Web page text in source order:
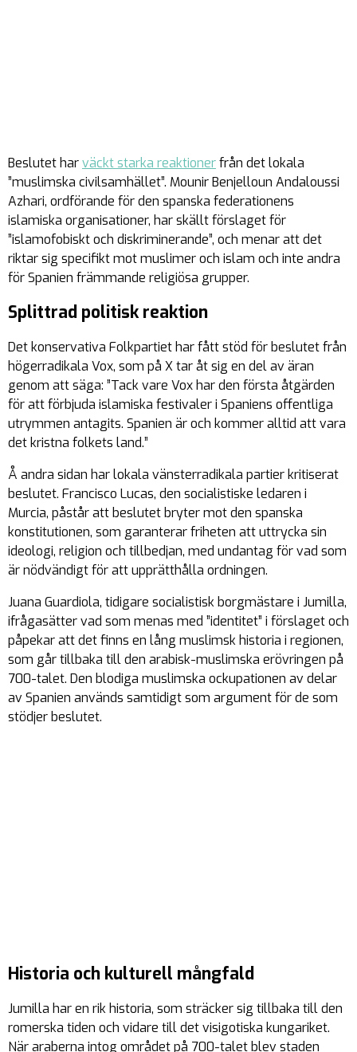
Beslutet harväckt starka reaktionerfrån det lokala
”muslimska civilsamhället”. Mounir Benjelloun Andaloussi
Azhari, ordförande för den spanska federationens
islamiska organisationer, har skällt förslaget för
”islamofobiskt och diskriminerande”, och menar att det
riktar sig specifikt mot muslimer och islam och inte andra
för Spanien främmande religiösa grupper.
Splittrad politisk reaktion
Det konservativa Folkpartiet har fått stöd för beslutet från
högerradikala Vox, som på X tar åt sig en del av äran
genom att säga: ”Tack vare Vox har den första åtgärden
för att förbjuda islamiska festivaler i Spaniens offentliga
utrymmen antagits. Spanien är och kommer alltid att vara
det kristna folkets land.”
Å andra sidan har lokala vänsterradikala partier kritiserat
beslutet. Francisco Lucas, den socialistiske ledaren i
Murcia, påstår att beslutet bryter mot den spanska
konstitutionen, som garanterar friheten att uttrycka sin
ideologi, religion och tillbedjan, med undantag för vad som
är nödvändigt för att upprätthålla ordningen.
Juana Guardiola, tidigare socialistisk borgmästare i Jumilla,
ifrågasätter vad som menas med ”identitet” i förslaget och
påpekar att det finns en lång muslimsk historia i regionen,
som går tillbaka till den arabisk-muslimska erövringen på
700-talet. Den blodiga muslimska ockupationen av delar
av Spanien används samtidigt som argument för de som
stödjer beslutet.
Historia och kulturell mångfald
Jumilla har en rik historia, som sträcker sig tillbaka till den
romerska tiden och vidare till det visigotiska kungariket.
När araberna intog området på 700-talet blev staden